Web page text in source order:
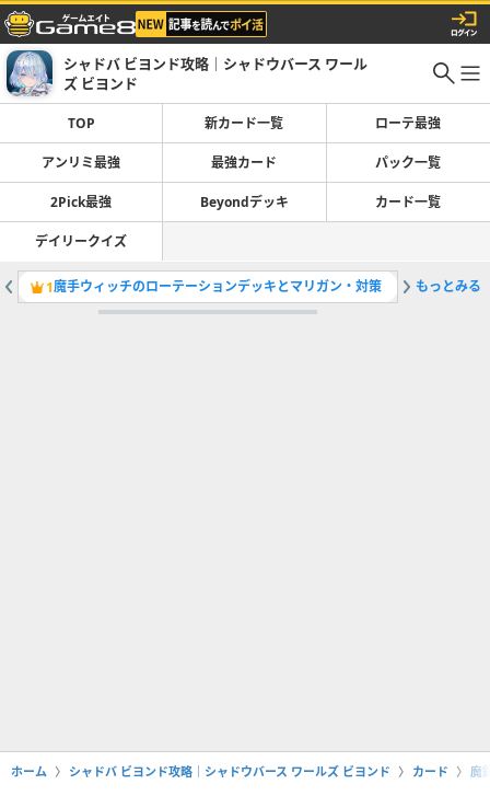
シャドバ ビヨンド攻略｜シャドウバース ワール
ズ ビヨンド
TOP 新カード一覧 ローテ最強
アンリミ最強 最強カード パック一覧
2Pick最強 Beyondデッキ カード一覧
デイリークイズ
1魔手ウィッチのローテーションデッキとマリガン・対策 2ローテ
もっとみる
ホーム シャドバ ビヨンド攻略｜シャドウバース ワールズ ビヨンド カード 魔